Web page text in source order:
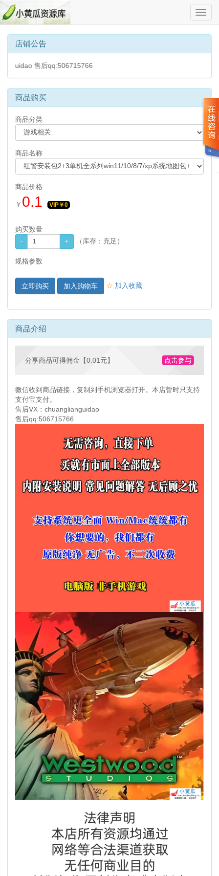
切
换
导
店铺公告
售后qq:506715766
商品购买
商品分类
商品名称
商品价格
￥ 0.1 VIP￥0
购买数量
（库存： 充足 ）
规格参数
加入购物车 ☆ 加入收藏
商品介绍
分享商品可得佣金【0.01元】 点击参与
微信收到商品链接，复制到手机浏览器打开。本店暂时只支持
支付宝支付。
售后VX：chuanglianguidao
售后qq:506715766